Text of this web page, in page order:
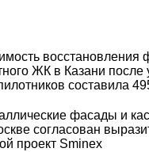
восстановления
ЖК в Казани после
составила
фасады и
согласован
проект Sminex